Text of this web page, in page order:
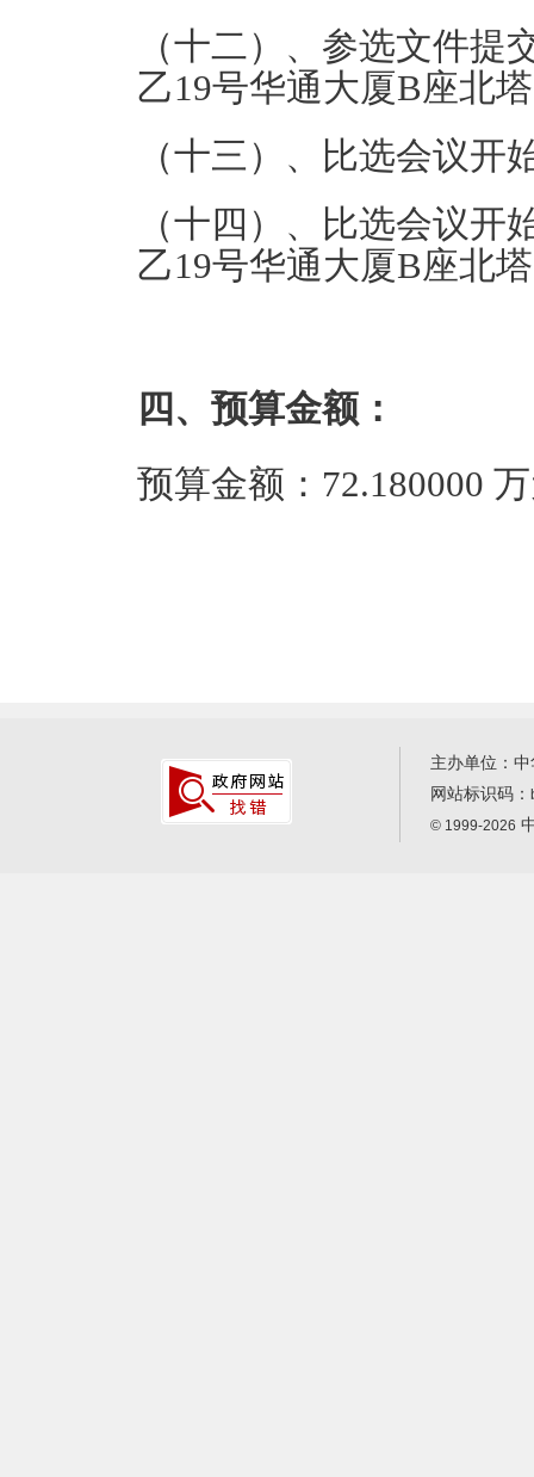
（十二）、参选文件
乙19号华通大厦B座北
（十三）、比选会议开
（十四）、比选会议
乙19号华通大厦B座北
四、预算金额：
预算金额：72.180000
主办单位：
网站标识码：
© 1999-2026